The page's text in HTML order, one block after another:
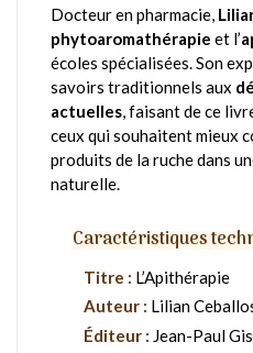
Docteur en pharmacie,
phytoaromathérapie et l’
écoles spécialisées. Son
savoirs traditionnels aux
actuelles, faisant de ce
ceux qui souhaitent mieux
produits de la ruche dans
naturelle.
Caractéristiques
Titre : L’Apithérapie
Auteur : Lilian
Éditeur : Jean-Paul